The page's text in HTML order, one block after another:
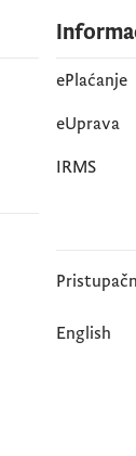
ePlaćanje
eUprava
IRMS
English